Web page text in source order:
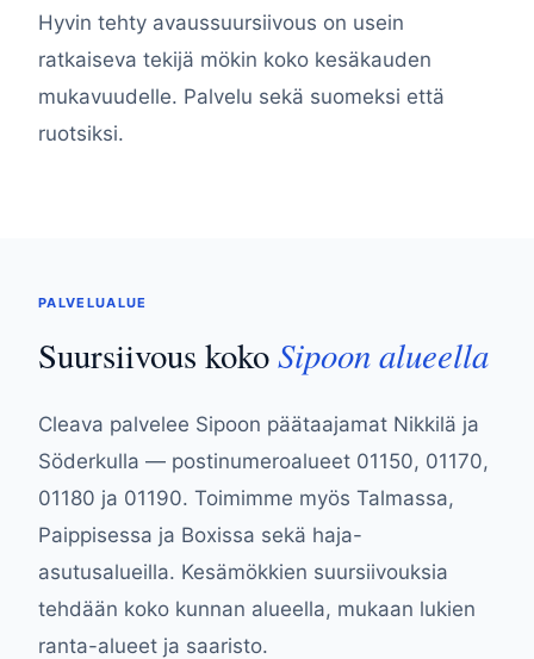
Hyvin tehty avaussuursiivous on usein
ratkaiseva tekijä mökin koko kesäkauden
mukavuudelle. Palvelu sekä suomeksi että
ruotsiksi.
PALVELUALUE
Suursiivous kokoSipoon alueella
Cleava palvelee Sipoon päätaajamat Nikkilä ja
Söderkulla — postinumeroalueet 01150, 01170,
01180 ja 01190. Toimimme myös Talmassa,
Paippisessa ja Boxissa sekä haja-
asutusalueilla. Kesämökkien suursiivouksia
tehdään koko kunnan alueella, mukaan lukien
ranta-alueet ja saaristo.